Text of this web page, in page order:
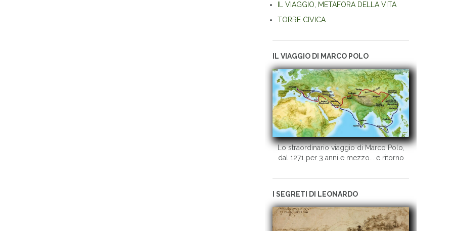
IL VIAGGIO, METAFORA DELLA VITA
TORRE CIVICA
IL VIAGGIO DI MARCO POLO
Lo straordinario viaggio di Marco Polo,
dal 1271 per 3 anni e mezzo... e ritorno
I SEGRETI DI LEONARDO